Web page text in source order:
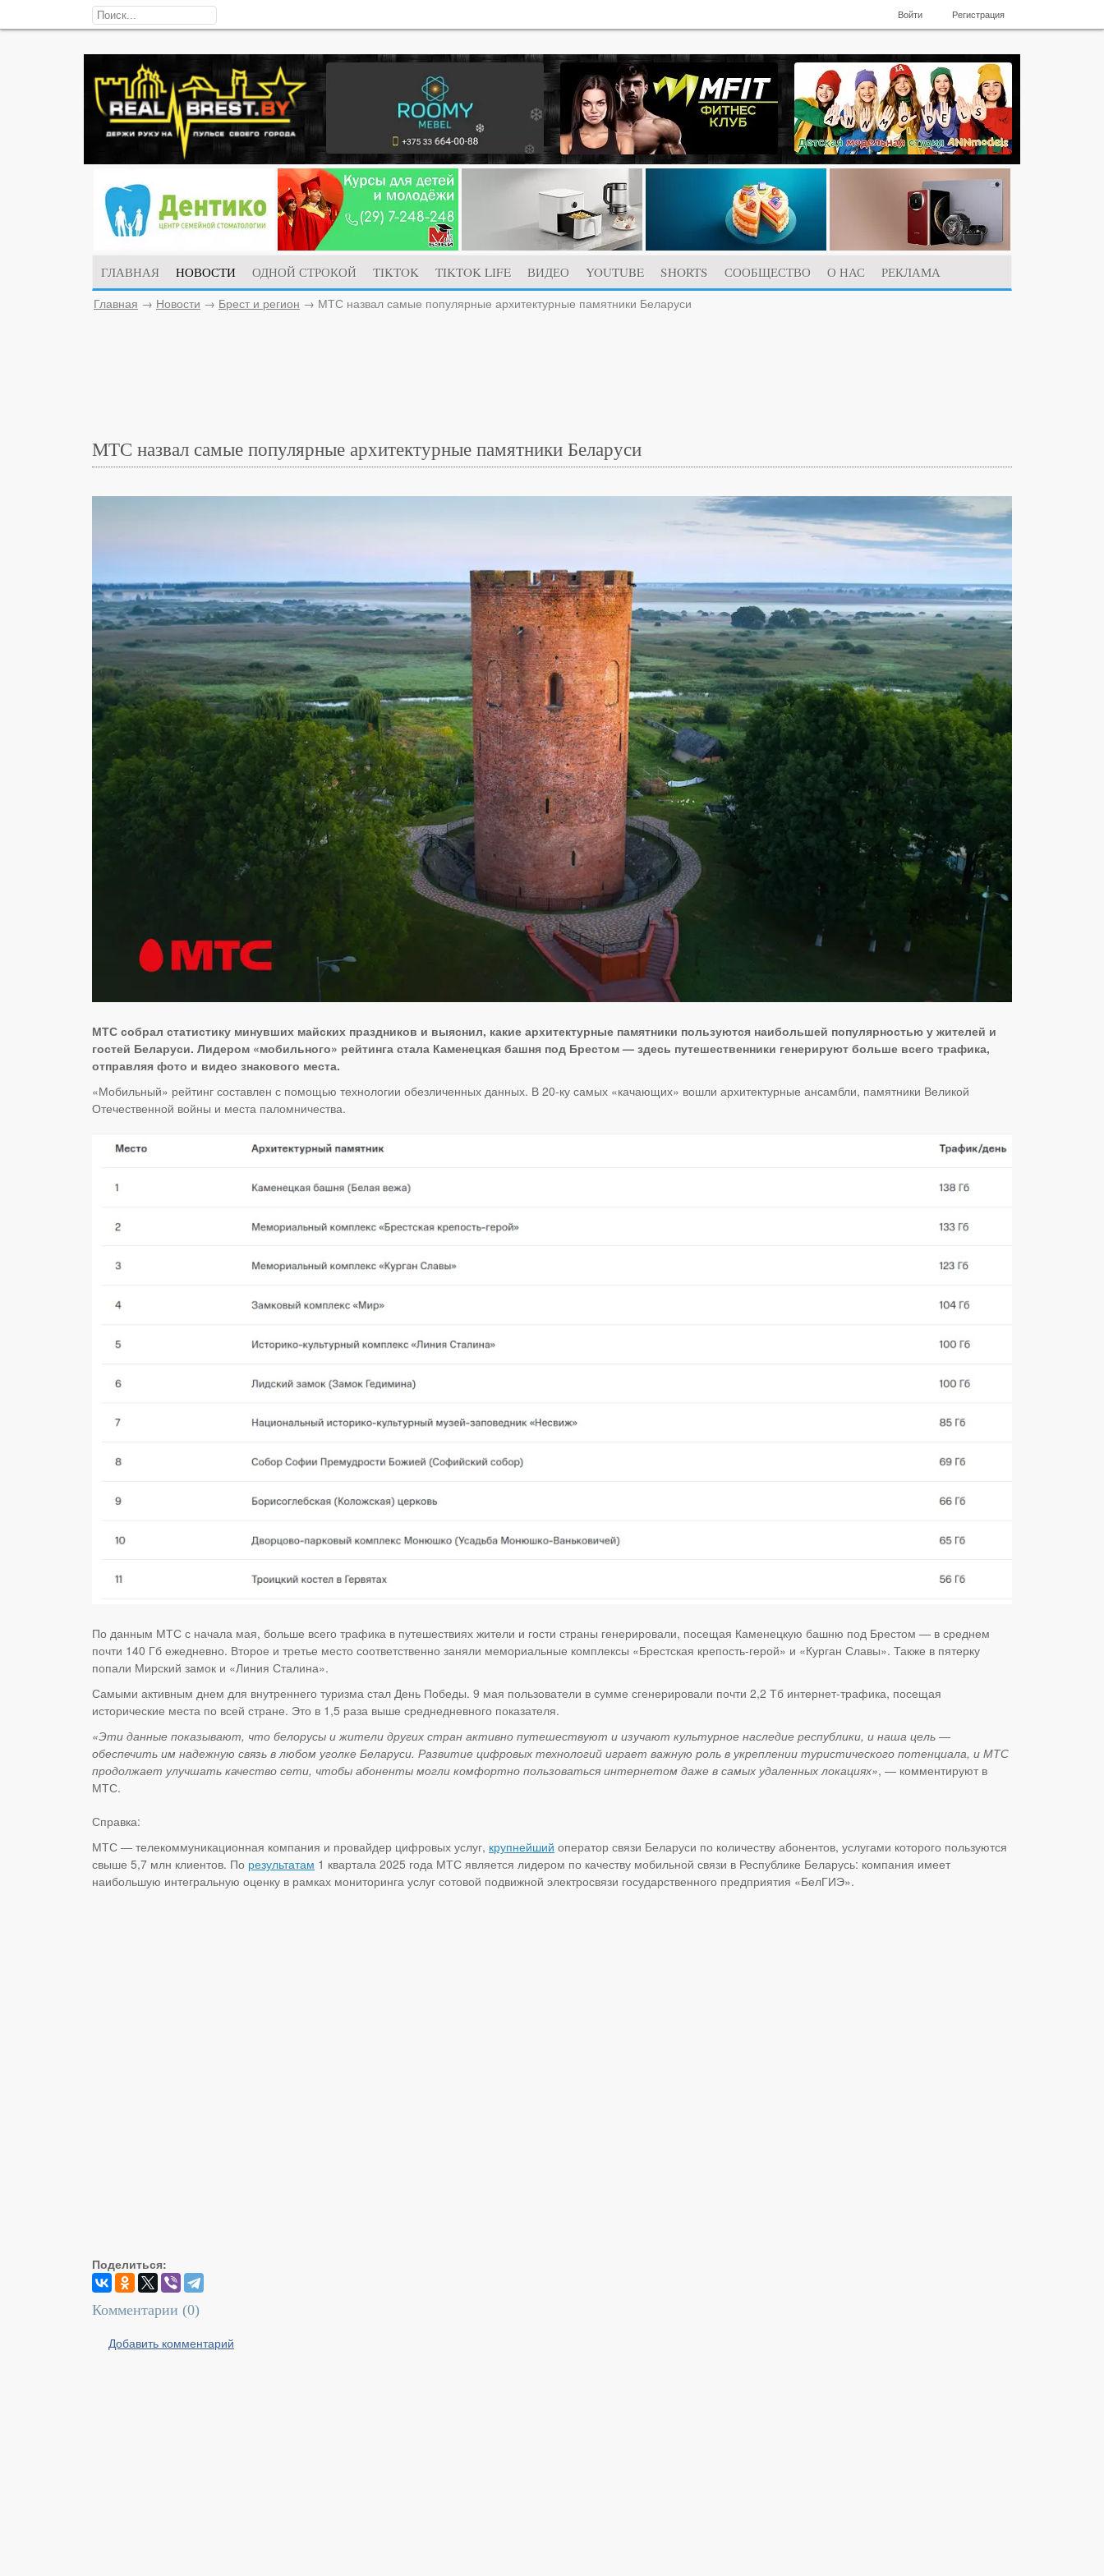
Войти Регистрация
ГЛАВНАЯ НОВОСТИ ОДНОЙ СТРОКОЙ TIKTOK TIKTOK LIFE ВИДЕО YOUTUBE SHORTS СООБЩЕСТВО О НАС
РЕКЛАМА
Главная → Новости → Брест и регион → МТС назвал самые популярные архитектурные памятники Беларуси
МТС назвал самые популярные архитектурные памятники Беларуси
МТС собрал статистику минувших майских праздников и выяснил, какие архитектурные памятники пользуются наибольшей популярностью у жителей и
гостей Беларуси. Лидером «мобильного» рейтинга стала Каменецкая башня под Брестом — здесь путешественники генерируют больше всего трафика,
отправляя фото и видео знакового места.
«Мобильный» рейтинг составлен с помощью технологии обезличенных данных. В 20-ку самых «качающих» вошли архитектурные ансамбли, памятники Великой
Отечественной войны и места паломничества.
По данным МТС с начала мая, больше всего трафика в путешествиях жители и гости страны генерировали, посещая Каменецкую башню под Брестом — в среднем
почти 140 Гб ежедневно. Второе и третье место соответственно заняли мемориальные комплексы «Брестская крепость-герой» и «Курган Славы». Также в пятерку
попали Мирский замок и «Линия Сталина».
Самыми активным днем для внутреннего туризма стал День Победы. 9 мая пользователи в сумме сгенерировали почти 2,2 Тб интернет-трафика, посещая
исторические места по всей стране. Это в 1,5 раза выше среднедневного показателя.
«Эти данные показывают, что белорусы и жители других стран активно путешествуют и изучают культурное наследие республики, и наша цель —
обеспечить им надежную связь в любом уголке Беларуси. Развитие цифровых технологий играет важную роль в укреплении туристического потенциала, и МТС
продолжает улучшать качество сети, чтобы абоненты могли комфортно пользоваться интернетом даже в самых удаленных локациях», — комментируют в
МТС.
Справка:
МТС — телекоммуникационная компания и провайдер цифровых услуг, крупнейший оператор связи Беларуси по количеству абонентов, услугами которого пользуются
свыше 5,7 млн клиентов. По результатам 1 квартала 2025 года МТС является лидером по качеству мобильной связи в Республике Беларусь: компания имеет
наибольшую интегральную оценку в рамках мониторинга услуг сотовой подвижной электросвязи государственного предприятия «БелГИЭ».
Поделиться:
Комментарии (0)
Добавить комментарий